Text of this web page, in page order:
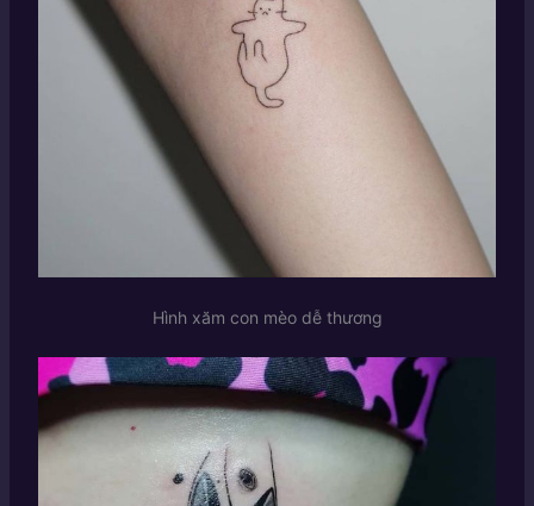
Hình xăm con mèo dễ thương